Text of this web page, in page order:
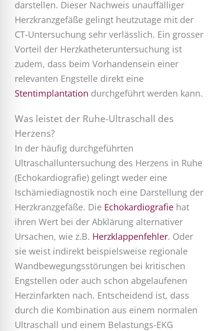
darstellen. Dieser Nachweis unauffälliger
Herzkranzgefäße gelingt heutzutage mit der
CT-Untersuchung sehr verlässlich. Ein grosser
Vorteil der Herzkatheteruntersuchung ist
zudem, dass beim Vorhandensein einer
relevanten Engstelle direkt eine
Stentimplantation durchgeführt werden kann.
Was leistet der Ruhe-Ultraschall des
Herzens?
In der häufig durchgeführten
Ultraschalluntersuchung des Herzens in Ruhe
(Echokardiografie) gelingt weder eine
Ischämiediagnostik noch eine Darstellung der
Herzkranzgefäße. Die Echokardiografie hat
ihren Wert bei der Abklärung alternativer
Ursachen, wie z.B. Herzklappenfehler. Oder
sie weist indirekt beispielsweise regionale
Wandbewegungsstörungen bei kritischen
Engstellen oder auch schon abgelaufenen
Herzinfarkten nach. Entscheidend ist, dass
durch die Kombination aus einem normalen
Ultraschall und einem Belastungs-EKG